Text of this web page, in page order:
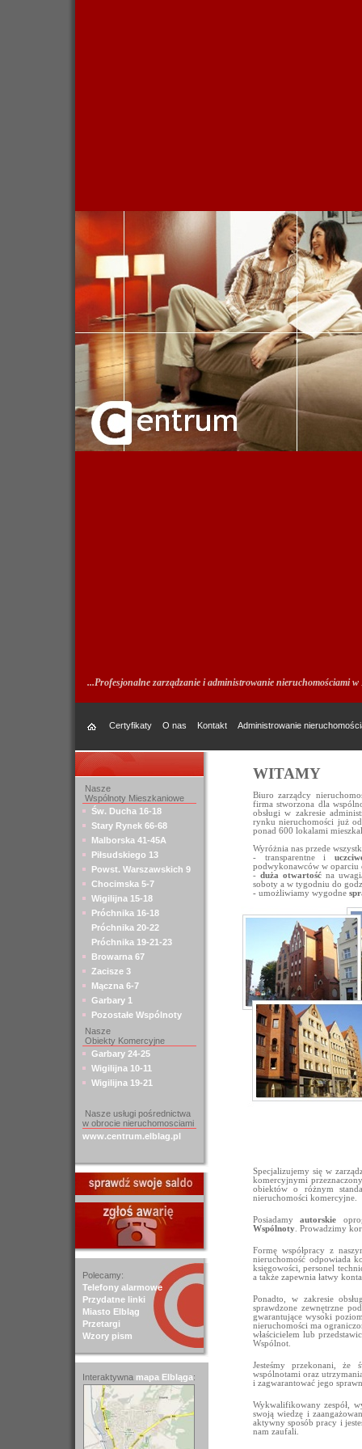
...Profesjonalne zarządzanie i administrowanie nieruchomościami w
Certyfikaty O nas Kontakt Administrowanie
Nasze
Wspólnoty Mieszkaniowe
Św. Ducha 16-18
Stary Rynek 66-68
Malborska 41-45A
Piłsudskiego 13
Powst. Warszawskich 9
Chocimska 5-7
Wigilijna 15-18
Próchnika 16-18
Próchnika 20-22
Próchnika 19-21-23
Browarna 67
Zacisze 3
Mączna 6-7
Garbary 1
Pozostałe Wspólnoty
Nasze
Obiekty Komercyjne
Garbary 24-25
Wigilijna 10-11
Wigilijna 19-21
Nasze usługi pośrednictwa
w obrocie nieruchomosciami
www.centrum.elblag.pl
Polecamy:
Telefony alarmowe
Przydatne linki
Miasto Elbląg
Przetargi
Wzory pism
Interaktywna mapa Elbląga:
WITAMY
Biuro zarządcy
firma stworzona dla
obsługi w zakresie
rynku nieruchomości już
ponad 600 lokalami
Wyróżnia nas przede
- transparentne i
podwykonawców w
- duża otwartość na
soboty a w tygodniu do
- umożliwiamy wygodne
Specjalizujemy się w
komercyjnymi
obiektów o różnym
nieruchomości komercyjne.
Posiadamyautorskie
Wspólnoty . Prowadzimy
Formę współpracy z
nieruchomość odpowiada
księgowości, personel
a także zapewnia łatwy
Ponadto, w zakresie
sprawdzone zewnętrzne
gwarantujące wysoki
nieruchomości ma
właścicielem lub
Wspólnot.
Jesteśmy przekonani, że
wspólnotami oraz
i zagwarantować jego
Wykwalifikowany zespół,
swoją wiedzę i
aktywny sposób pracy i
nam zaufali.